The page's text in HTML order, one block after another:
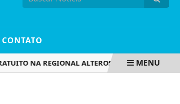
CONTATO
NA REGIONAL ALTEROSAS! LEILÕES DE
MENU